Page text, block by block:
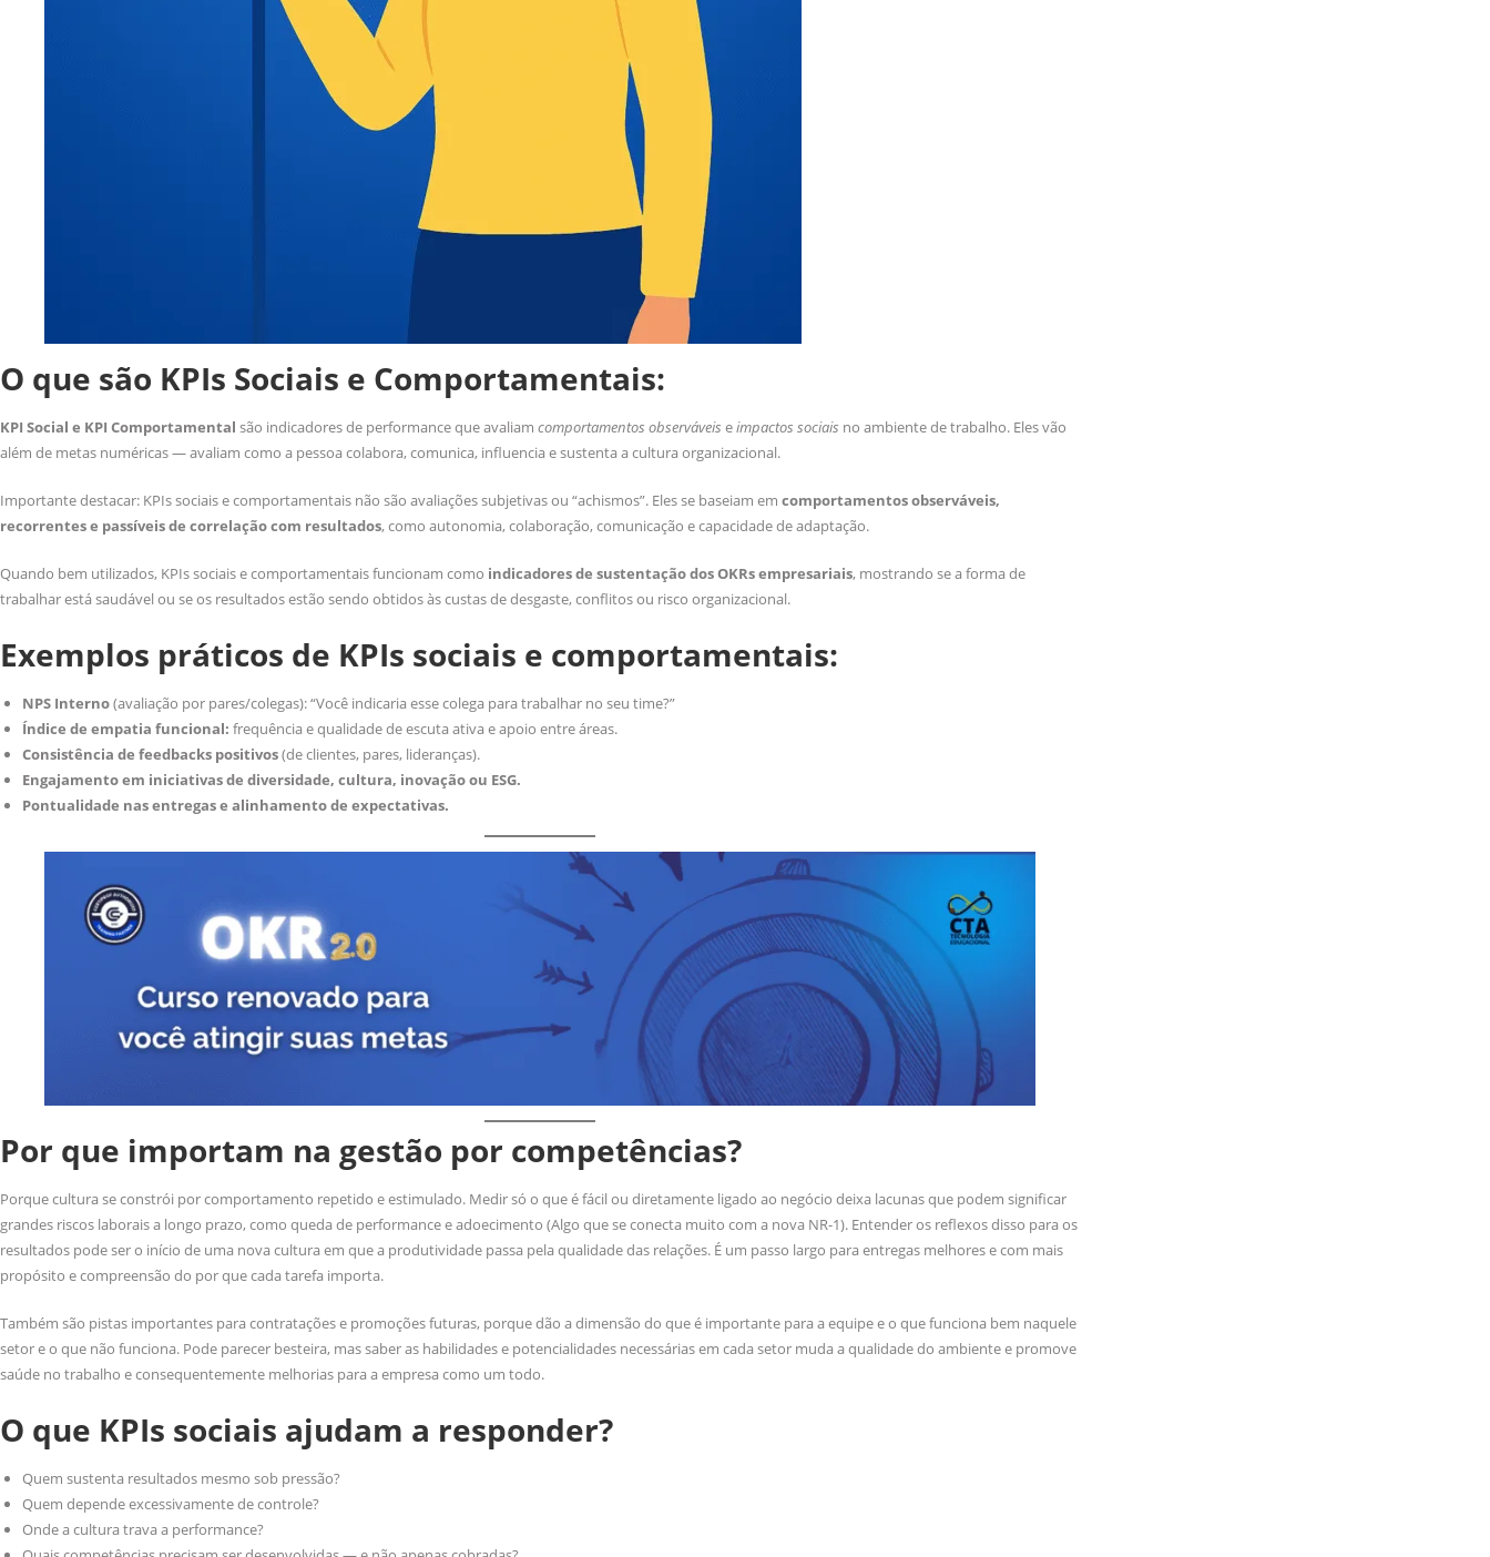
O que são KPIs Sociais e Comportamentais:
KPI Social e KPI Comportamental são indicadores de performance que avaliam comportamentos observáveis eimpactos sociais no ambiente de trabalho. Eles vão
além de metas numéricas — avaliam como a pessoa colabora, comunica, influencia e sustenta a cultura organizacional.
Importante destacar: KPIs sociais e comportamentais não são avaliações subjetivas ou “achismos”. Eles se baseiam em comportamentos observáveis,
recorrentes e passíveis de correlação com resultados, como autonomia, colaboração, comunicação e capacidade de adaptação.
Quando bem utilizados, KPIs sociais e comportamentais funcionam como indicadores de sustentação dos OKRs empresariais, mostrando se a forma de
trabalhar está saudável ou se os resultados estão sendo obtidos às custas de desgaste, conflitos ou risco organizacional.
Exemplos práticos de KPIs sociais e comportamentais:
NPS Interno(avaliação por pares/colegas): “Você indicaria esse colega para trabalhar no seu time?”
Índice de empatia funcional: frequência e qualidade de escuta ativa e apoio entre áreas.
Consistência de feedbacks positivos(de clientes, pares, lideranças).
Engajamento em iniciativas de diversidade, cultura, inovação ou ESG.
Pontualidade nas entregas e alinhamento de expectativas.
Por que importam na gestão por competências?
Porque cultura se constrói por comportamento repetido e estimulado. Medir só o que é fácil ou diretamente ligado ao negócio deixa lacunas que podem significar
grandes riscos laborais a longo prazo, como queda de performance e adoecimento (Algo que se conecta muito com a nova NR-1). Entender os reflexos disso para os
resultados pode ser o início de uma nova cultura em que a produtividade passa pela qualidade das relações. É um passo largo para entregas melhores e com mais
propósito e compreensão do por que cada tarefa importa.
Também são pistas importantes para contratações e promoções futuras, porque dão a dimensão do que é importante para a equipe e o que funciona bem naquele
setor e o que não funciona. Pode parecer besteira, mas saber as habilidades e potencialidades necessárias em cada setor muda a qualidade do ambiente e promove
saúde no trabalho e consequentemente melhorias para a empresa como um todo.
O que KPIs sociais ajudam a responder?
Quem sustenta resultados mesmo sob pressão?
Quem depende excessivamente de controle?
Onde a cultura trava a performance?